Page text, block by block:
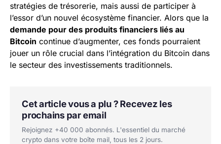
stratégies de trésorerie, mais aussi de participer à
l’essor d’un nouvel écosystème financier. Alors que la
demande pour des produits financiers liés au
Bitcoin continue d’augmenter, ces fonds pourraient
jouer un rôle crucial dans l’intégration du Bitcoin dans
le secteur des investissements traditionnels.
Cet article vous a plu ? Recevez les
prochains par email
Rejoignez +40 000 abonnés. L'essentiel du marché
crypto dans votre boîte mail, tous les 2 jours.